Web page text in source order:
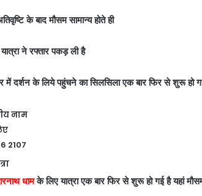
के बाद मौसम सामान्य होते ही
ने रफ्तार पकड़ ली है
में दर्शन के लिये पहुंचने का सिलसिला एक बार फिर से शुरू हो
नाम
2107
धामके लिए यात्रा एक बार फिर से शुरू हो गई है यहां